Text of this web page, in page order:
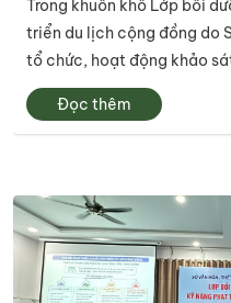
Trong khuôn khổ Lớp bồi
triển du lịch cộng đồng do
tổ chức, hoạt động khảo
điểm du lịch và cơ sở lưu
nội dung quan trọng, góp...
Đọc thêm